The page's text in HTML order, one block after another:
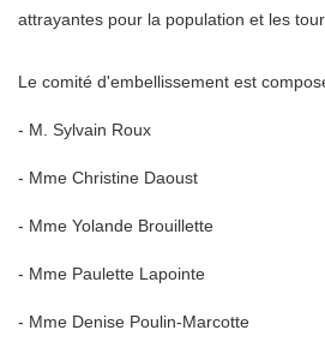
attrayantes pour la population et les
Le comité d'embellissement est
- M. Sylvain Roux
- Mme Christine Daoust
- Mme Yolande Brouillette
- Mme Paulette Lapointe
- Mme Denise Poulin-Marcotte